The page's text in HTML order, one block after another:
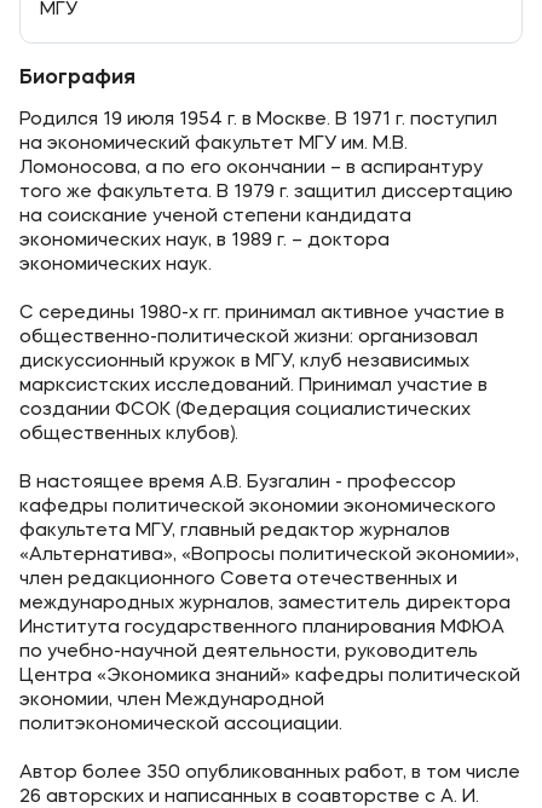
МГУ
Биография
Родился 19 июля 1954 г. в Москве. В 1971 г. поступил
на экономический факультет МГУ им. М.В.
Ломоносова, а по его окончании – в аспирантуру
того же факультета. В 1979 г. защитил диссертацию
на соискание ученой степени кандидата
экономических наук, в 1989 г. – доктора
экономических наук.
С середины 1980-х гг. принимал активное участие в
общественно-политической жизни: организовал
дискуссионный кружок в МГУ, клуб независимых
марксистских исследований. Принимал участие в
создании ФСОК (Федерация социалистических
общественных клубов).
В настоящее время А.В. Бузгалин - профессор
кафедры политической экономии экономического
факультета МГУ, главный редактор журналов
«Альтернатива», «Вопросы политической экономии»,
член редакционного Совета отечественных и
международных журналов, заместитель директора
Института государственного планирования МФЮА
по учебно-научной деятельности, руководитель
Центра «Экономика знаний» кафедры политической
экономии, член Международной
политэкономической ассоциации.
Автор более 350 опубликованных работ, в том числе
26 авторских и написанных в соавторстве с А. И.